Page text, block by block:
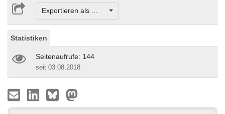
Exportieren als ...
Statistiken
Seitenaufrufe: 144
seit 03.08.2018